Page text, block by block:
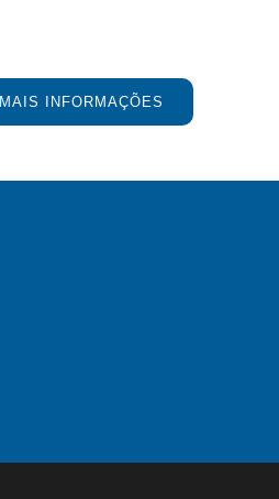
MAIS INFORMAÇÕES